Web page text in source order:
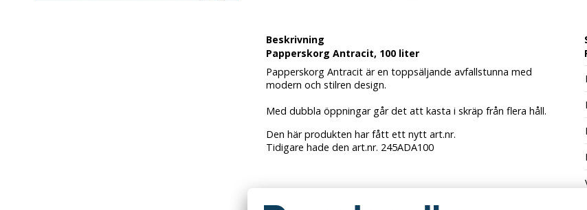
Beskrivning
Papperskorg Antracit, 100 liter
Papperskorg Antracit är en toppsäljande avfallstunna med
modern och stilren design.
Med dubbla öppningar går det att kasta i skräp från flera håll.
Den här produkten har fått ett nytt art.nr.
Tidigare hade den art.nr. 245ADA100